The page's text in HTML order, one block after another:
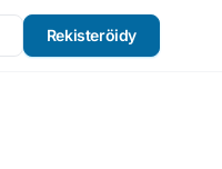
Rekisteröidy